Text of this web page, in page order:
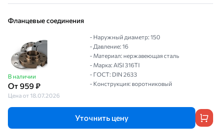
Фланцевые соединения
В наличии
От 959 ₽
Цена от 18.07.2026
- Наружный диаметр: 150
- Давление: 16
- Материал: нержавеющая сталь
- Марка: AISI 316TI
- ГОСТ: DIN 2633
- Конструкция: воротниковый
Уточнить цену